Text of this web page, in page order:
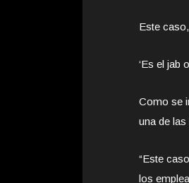
Este
‘Es el jab
Como se
una de
“Este
los